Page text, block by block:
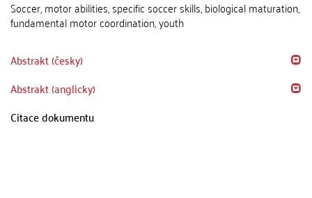
Soccer, motor abilities, specific soccer skills, biological maturation,
fundamental motor coordination, youth
Abstrakt (česky)
Abstrakt (anglicky)
Citace dokumentu